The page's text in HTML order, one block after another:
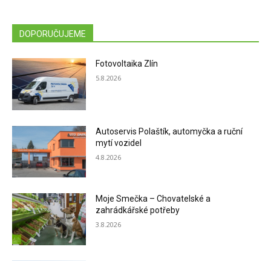
DOPORUČUJEME
Fotovoltaika Zlín
5.8.2026
Autoservis Polaštík, automyčka a ruční
mytí vozidel
4.8.2026
Moje Smečka – Chovatelské a
zahrádkářské potřeby
3.8.2026